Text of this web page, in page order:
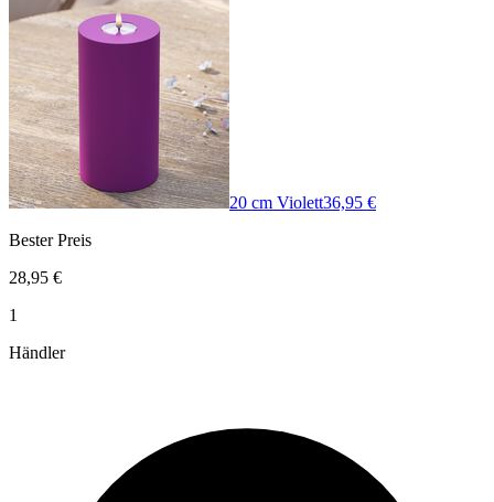
20 cm Violett36,95 €
Bester Preis
28,95 €
1
Händler